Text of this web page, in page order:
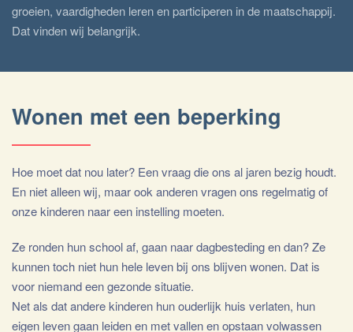
groeien, vaardigheden leren en participeren in de maatschappij.
Dat vinden wij belangrijk.
Wonen met een beperking
Hoe moet dat nou later? Een vraag die ons al jaren bezig houdt.
En niet alleen wij, maar ook anderen vragen ons regelmatig of
onze kinderen naar een instelling moeten.
Ze ronden hun school af, gaan naar dagbesteding en dan? Ze
kunnen toch niet hun hele leven bij ons blijven wonen. Dat is
voor niemand een gezonde situatie.
Net als dat andere kinderen hun ouderlijk huis verlaten, hun
eigen leven gaan leiden en met vallen en opstaan volwassen